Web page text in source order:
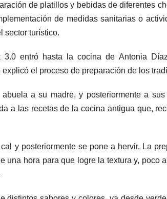
de platillos y bebidas de diferentes
de medidas sanitarias o
sector turístico.
entró hasta la cocina de Antonia
el proceso de preparación de los
a su madre, y posteriormente a
a las recetas de la cocina antigua que,
y posteriormente se pone a hervir. La
una hora para que logre la textura y, poco